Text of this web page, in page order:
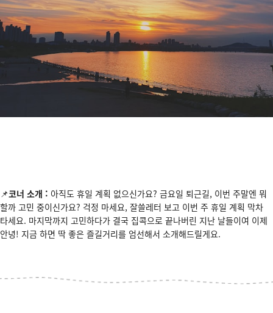
📌코너 소개 : 아직도 휴일 계획 없으신가요? 금요일 퇴근길, 이번 주말엔 뭐
할까 고민 중이신가요? 걱정 마세요, 잘쓸레터 보고 이번 주 휴일 계획 막차
타세요. 마지막까지 고민하다가 결국 집콕으로 끝나버린 지난 날들이여 이제
안녕! 지금 하면 딱 좋은 즐길거리를 엄선해서 소개해드릴게요.